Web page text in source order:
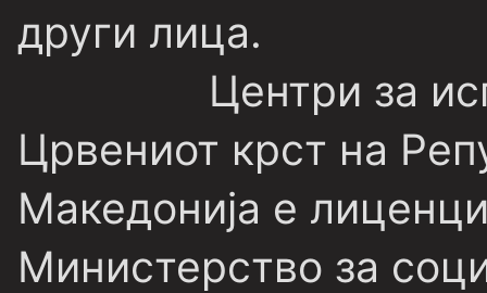
други лица.
Центри за
Црвениот крст на
Македонија е
Министерство за